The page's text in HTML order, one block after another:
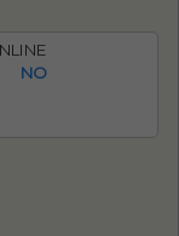
NO